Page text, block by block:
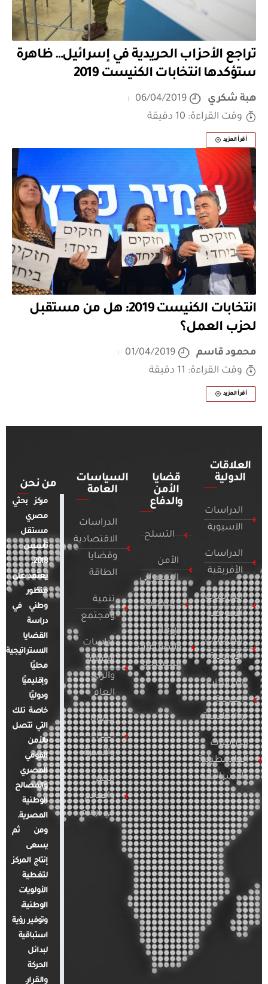
تراجع الأحزاب الحريدية في إسرائيل… ظاهرة
ستؤكدها انتخابات الكنيست 2019
هبة شكري
06/04/2019
وقت القراءة: 10 دقيقة
أقرأ المزيد
انتخابات الكنيست 2019: هل من مستقبل
لحزب العمل؟
محمود قاسم
01/04/2019
وقت القراءة: 11 دقيقة
أقرأ المزيد
العلاقات
الدولية
الدراسات
الآسيوية
الدراسات
الأفريقية
الدراسات
الأمريكية
الدراسات
الأوروبية
الدراسات
العربية
والإقليمية
الدراسات
الفلسطينية
والإسرائيلية
قضايا
الأمن
والدفاع
التسلح
الأمن
السيبراني
التطرف
الإرهاب
والصراعات
المسلحة
السياسات
العامة
الدراسات
الاقتصادية
وقضايا
الطاقة
تنمية
ومجتمع
دراسات
الإعلام
والرأي
العام
قضايا
المرأة
والأسرة
مصر
والعالم
في أرقام
من نحن
مركز بحثي
مصري
مستقل
تأسس
2018.
يعتمد على
منظور
وطني في
دراسة
القضايا
الاستراتيجية
محليًا
وإقليميًا
ودوليًا
خاصة تلك
التي تتصل
بالأمن
القومي
المصري
والمصالح
الوطنية
المصرية.
ومن ثم
يسعى
إنتاج المركز
لتغطية
الأولويات
الوطنية،
وتوفير رؤية
استباقية
لبدائل
الحركة
والقرار.